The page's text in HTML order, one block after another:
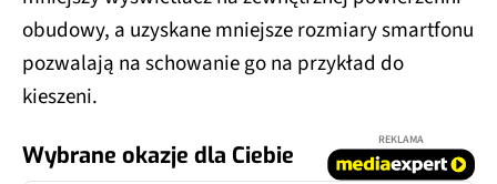
obudowy, a uzyskane mniejsze rozmiary smartfonu
pozwalają na schowanie go na przykład do
kieszeni.
Wybrane okazje dla Ciebie
REKLAMA